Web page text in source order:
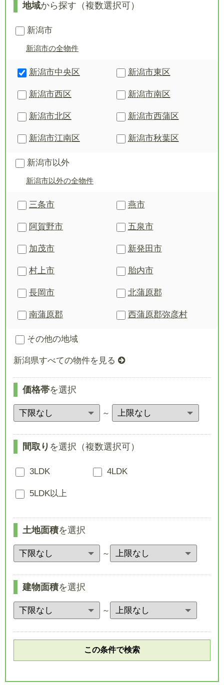
地域から探す（複数選択可）
新潟市
新潟市の全物件
新潟市中央区 新潟市東区
新潟市西区 新潟市南区
新潟市北区 新潟市西蒲区
新潟市江南区 新潟市秋葉区
新潟市以外
新潟市以外の全物件
三条市 燕市
阿賀野市 五泉市
加茂市 新発田市
村上市 胎内市
長岡市 北蒲原郡
南蒲原郡 西蒲原郡弥彦村
その他の地域
新潟県すべての物件を見る
価格帯を選択
～
間取り を選択（複数選択可）
3LDK 4LDK
5LDK以上
土地面積を選択
～
建物面積を選択
～